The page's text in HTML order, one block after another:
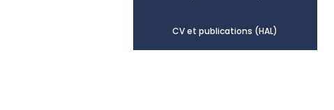
CV et publications (HAL)